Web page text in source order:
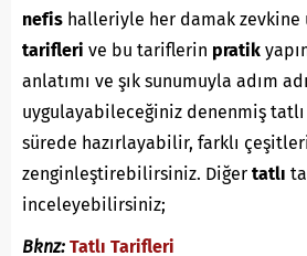
nefis halleriyle her damak zevkine
tarifleri ve bu tariflerin pratik
anlatımı ve şık sunumuyla adım
uygulayabileceğiniz denenmiş
sürede hazırlayabilir, farklı
zenginleştirebilirsiniz. Diğer tatlı
inceleyebilirsiniz;
Bknz: Tatlı Tarifleri